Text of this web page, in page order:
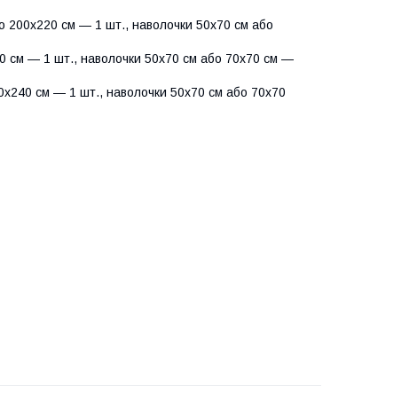
200х220 см — 1 шт., наволочки 50х70 см або
см — 1 шт., наволочки 50х70 см або 70х70 см —
см — 1 шт., наволочки 50х70 см або 70х70